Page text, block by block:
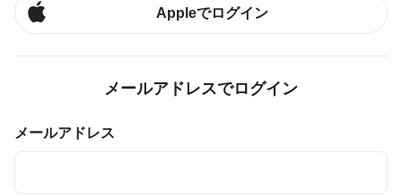
Appleでログイン
メールアドレスでログイン
メールアドレス